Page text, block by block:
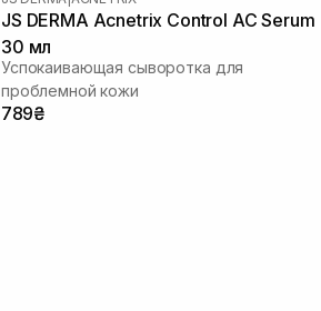
JS DERMA Acnetrix Control AC Serum
30 мл
Успокаивающая сыворотка для
проблемной кожи
789₴